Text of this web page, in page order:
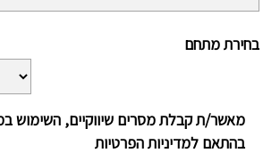
בחירת מתחם
מאשר/ת קבלת מסרים שיווקיים, השימוש
בהתאם למדיניות הפרטיות